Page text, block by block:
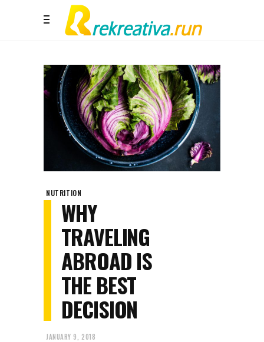
NUTRITION
WHY
TRAVELING
ABROAD IS
THE BEST
DECISION
JANUARY 9, 2018